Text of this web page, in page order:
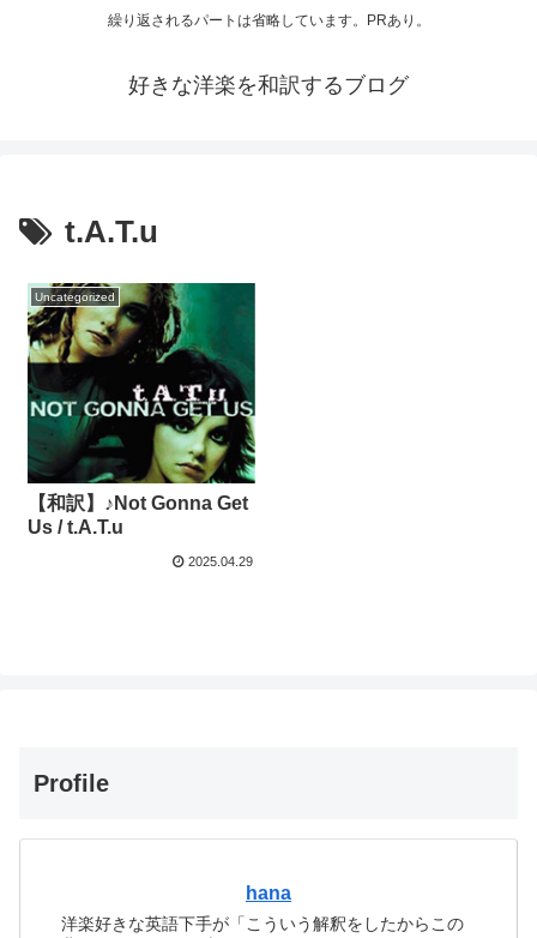
繰り返されるパートは省略しています。PRあり。
好きな洋楽を和訳するブログ
t.A.T.u
Uncategorized
【和訳】♪Not Gonna Get
Us / t.A.T.u
2025.04.29
Profile
hana
洋楽好きな英語下手が「こういう解釈をしたからこの